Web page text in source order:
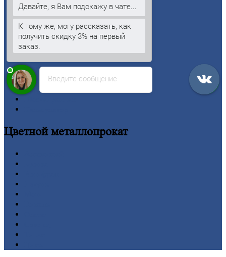
Арматура
Двутавроваябалка (двутавр)
Квадрат
Кругстальной
Лист
Рельсы
Сетка
Труба
Цветнойметаллопрокат
Введите сообщение
Давайте, я Вам подскажу в чате...
К тому же, могу рассказать, как
получить скидку 3% на первый
заказ.